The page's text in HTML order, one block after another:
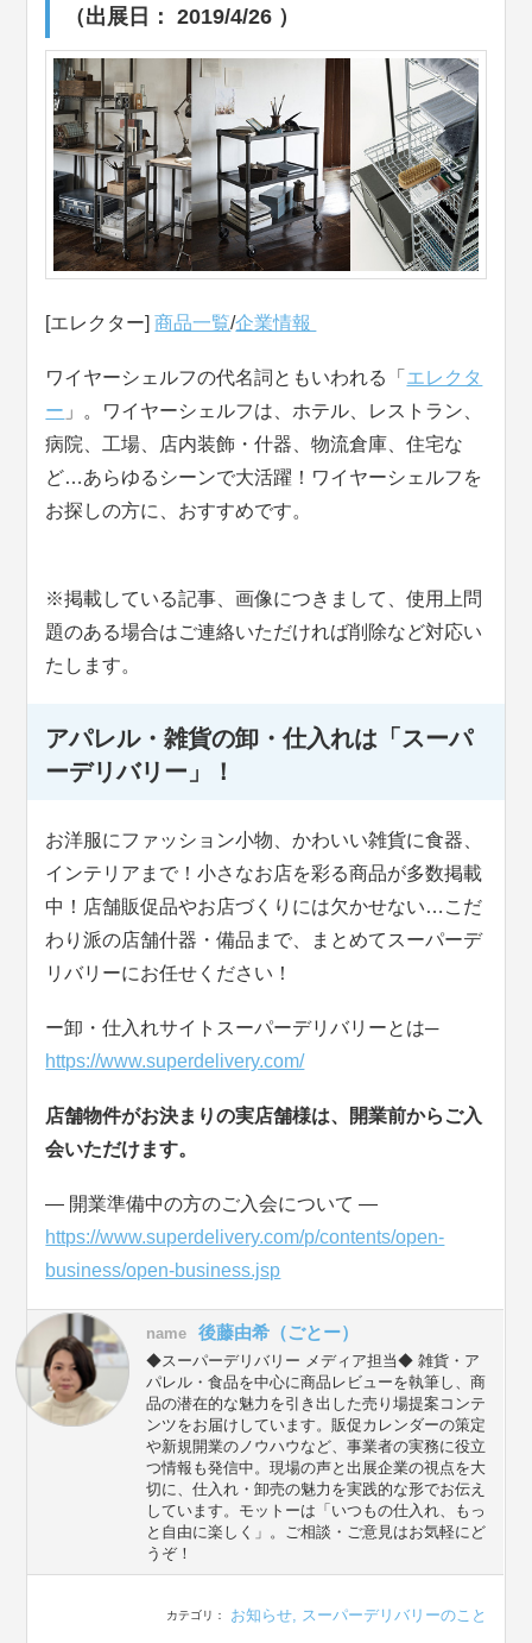
（出展日： 2019/4/26 ）
[エレクター]商品一覧/企業情報
ワイヤーシェルフの代名詞ともいわれる「 エレクタ
ー 」。ワイヤーシェルフは、ホテル、レストラン、
病院、工場、店内装飾・什器、物流倉庫、住宅な
ど…あらゆるシーンで大活躍！ワイヤーシェルフを
お探しの方に、おすすめです。
※掲載している記事、画像につきまして、使用上問
題のある場合はご連絡いただければ削除など対応い
たします。
アパレル・雑貨の卸・仕入れは「スーパ
ーデリバリー」！
お洋服にファッション小物、かわいい雑貨に食器、
インテリアまで！小さなお店を彩る商品が多数掲載
中！店舗販促品やお店づくりには欠かせない…こだ
わり派の店舗什器・備品まで、まとめてスーパーデ
リバリーにお任せください！
ー卸・仕入れサイトスーパーデリバリーとは─
https://www.superdelivery.com/
店舗物件がお決まりの実店舗様は、開業前からご入
会いただけます。
― 開業準備中の方のご入会について ―
https://www.superdelivery.com/p/contents/open-
business/open-business.jsp
name 後藤由希（ごとー）
◆スーパーデリバリー メディア担当◆ 雑貨・ア
パレル・食品を中心に商品レビューを執筆し、商
品の潜在的な魅力を引き出した売り場提案コンテ
ンツをお届けしています。販促カレンダーの策定
や新規開業のノウハウなど、事業者の実務に役立
つ情報も発信中。現場の声と出展企業の視点を大
切に、仕入れ・卸売の魅力を実践的な形でお伝え
しています。モットーは「いつもの仕入れ、もっ
と自由に楽しく」。ご相談・ご意見はお気軽にど
うぞ！
カテゴリ： お知らせ, スーパーデリバリーのこと